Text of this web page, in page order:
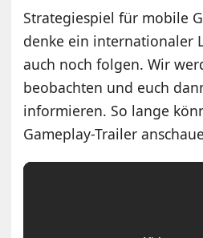
Strategiespiel für mobile
denke ein internationaler
auch noch folgen. Wir
beobachten und euch
informieren. So lange
Gameplay-Trailer